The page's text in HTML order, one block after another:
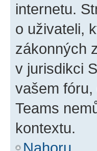
internetu.
o uživateli,
zákonných
v jurisdikci
vašem
Teams
kontextu.